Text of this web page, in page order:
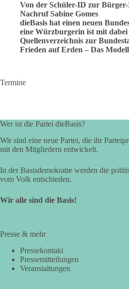
Von der Schüler-ID zur
Nachruf Sabine Gomes
dieBasis hat einen neuen
eine Würzburgerin ist mit dabei
Quellenverzeichnis zur
Frieden auf Erden – Das
Termine
Wer ist die Partei dieBasis?
Wir sind eine neue Partei, die ihr
mit den Mitgliedern entwickelt.
In der Basisdemokratie werden die
vom Volk entschieden.
Wir alle sind die Basis!
Presse & mehr
Pressekontakt
Pressemitteilungen
Veranstaltungen